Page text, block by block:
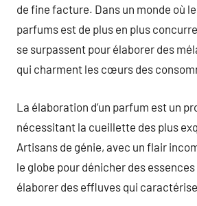
de fine facture. Dans un monde où
parfums est de plus en plus
se surpassent pour élaborer des
qui charment les cœurs des
La élaboration d’un parfum est un
nécessitant la cueillette des plus
Artisans de génie, avec un flair
le globe pour dénicher des
élaborer des effluves qui